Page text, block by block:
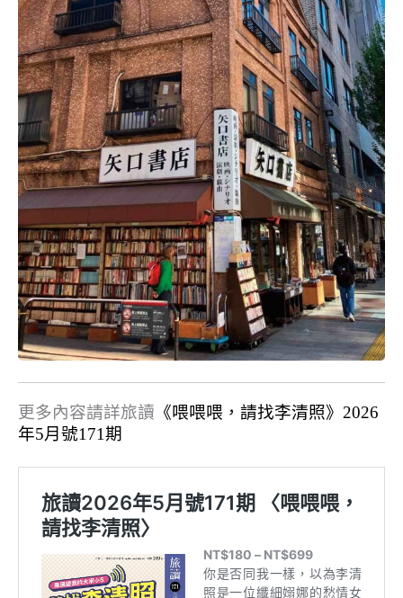
更多內容請詳旅讀 《喂喂喂，請找李清照》2026
年5月號171期